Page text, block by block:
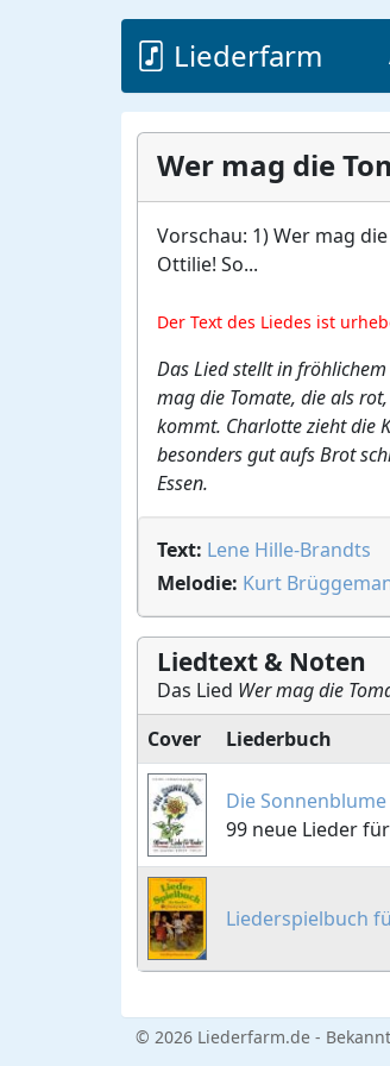
Liederfarm
Wer mag die
Vorschau: 1) Wer mag
Ottilie! So...
Der Text des Liedes ist
Das Lied stellt in
mag die Tomate, die als
kommt. Charlotte zieht die
besonders gut aufs Brot
Essen.
Text: Lene Hille-Brandts
Melodie: Kurt
Liedtext & Noten
Das Lied Wer mag die
Cover
Liederbuch
Die Sonnenblume
99 neue Lieder
Liederspielbuch
© 2026 Liederfarm.de -